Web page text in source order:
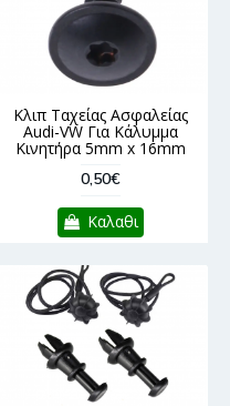
Κλιπ Ταχείας Ασφαλείας
Audi-VW Για Κάλυμμα
Κινητήρα 5mm x 16mm
0,50€
Καλαθι